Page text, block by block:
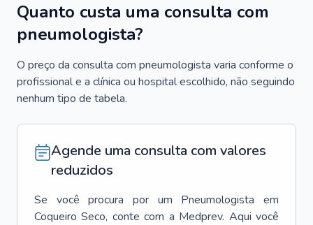
Quanto custa uma consulta com
pneumologista?
O preço da consulta com pneumologista varia conforme o
profissional e a clínica ou hospital escolhido, não seguindo
nenhum tipo de tabela.
Agende uma consulta com valores
reduzidos
Se você procura por um Pneumologista
em
Coqueiro Seco, conte com a Medprev. Aqui você